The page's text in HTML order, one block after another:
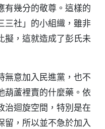
有幾分的敬尊。這樣的
三社」的小組織，雖非
擬，這就造成了彭氏未
無意加入民進黨，也不
葫蘆裡賣的什麼藥。依
治迴旋空間，特別是在
留，所以並不急於加入